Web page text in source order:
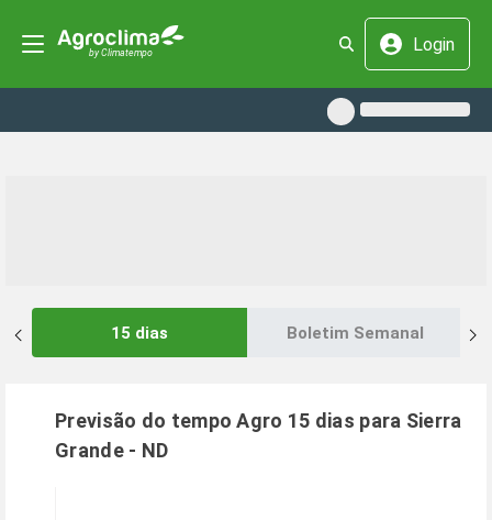
Login
15 dias Boletim Semanal
Previsão do tempo Agro 15 dias para Sierra
Grande- ND